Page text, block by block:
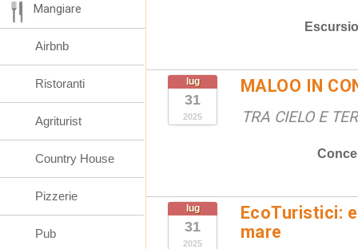
lug
31
2025
MALOO IN
TRA CIELO E
lug
31
2025
EcoTuristici:
mare
Mangiare
Airbnb
Ristoranti
Agriturist
Country House
Pizzerie
Pub